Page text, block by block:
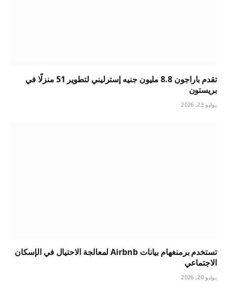
تقدم باراجون 8.8 مليون جنيه إسترليني لتطوير 51 منزلًا في
بريستون
يوليو 23, 2026
تستخدم برمنغهام بيانات Airbnb لمعالجة الاحتيال في الإسكان
الاجتماعي
يوليو 20, 2026